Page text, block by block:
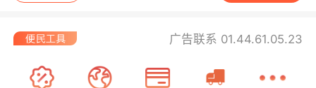
广告联系 01.44.61.05.23